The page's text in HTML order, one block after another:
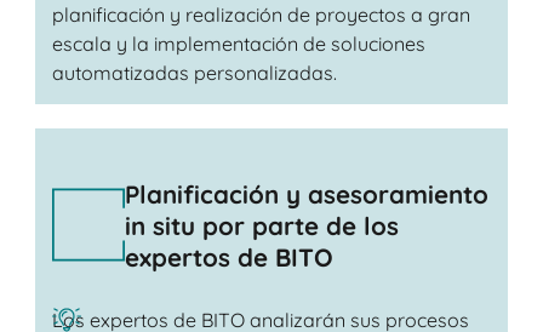
planificación y realización de proyectos a gran
escala y la implementación de soluciones
automatizadas personalizadas.
Planificación y asesoramiento
in situ por parte de los
expertos de BITO
Los expertos de BITO analizarán sus procesos